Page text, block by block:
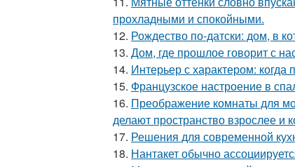
прохладными и спокойными.
12. Рождество по-датски: дом, в
13. Дом, где прошлое говорит с
14. Интерьер с характером: когда
15. Французское настроение в
16. Преображение комнаты для
делают пространство взрослее и
17. Решения для современной
18. Нантакет обычно